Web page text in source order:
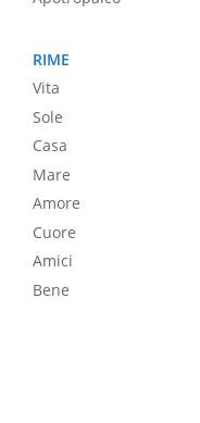
RIME
Vita
Sole
Casa
Mare
Amore
Cuore
Amici
Bene